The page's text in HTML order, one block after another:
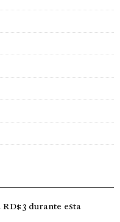
RD$3 durante esta